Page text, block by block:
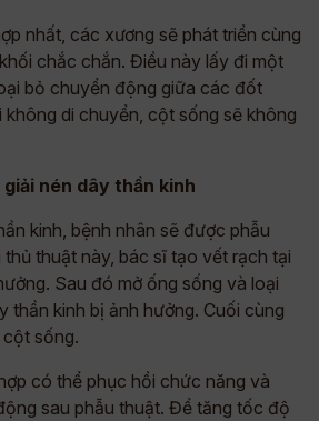
nhất, các xương sẽ phát triển cùng
chắc chắn. Điều này lấy đi một
bỏ chuyển động giữa các đốt
không di chuyển, cột sống sẽ không
nén dây thần kinh
kinh, bệnh nhân sẽ được phẫu
thuật này, bác sĩ tạo vết rạch tại
Sau đó mở ống sống và loại
thần kinh bị ảnh hưởng. Cuối cùng
sống.
có thể phục hồi chức năng và
sau phẫu thuật. Để tăng tốc độ